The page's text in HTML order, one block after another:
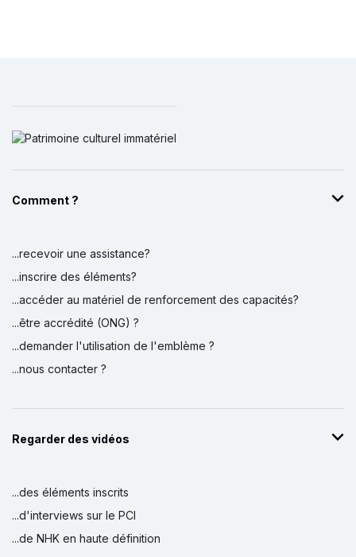
Comment ?
...recevoir une assistance?
...inscrire des éléments?
...accéder au matériel de renforcement des capacités?
...être accrédité (ONG) ?
...demander l'utilisation de l'emblème ?
...nous contacter ?
Regarder des vidéos
...des éléments inscrits
...d'interviews sur le PCI
...de NHK en haute définition